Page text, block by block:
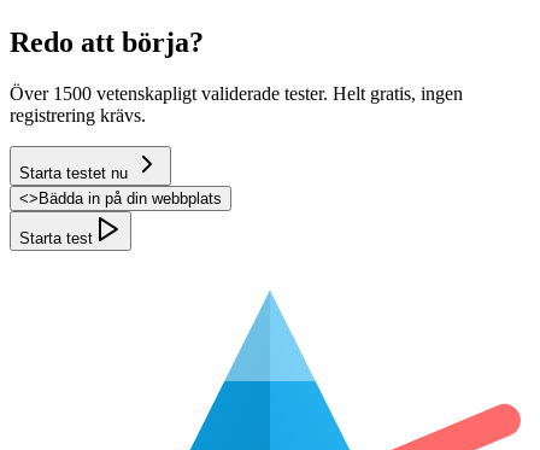
Redo att börja?
Över 1500 vetenskapligt validerade tester. Helt gratis, ingen
registrering krävs.
Starta testet nu
<> Bädda in på din webbplats
Starta test